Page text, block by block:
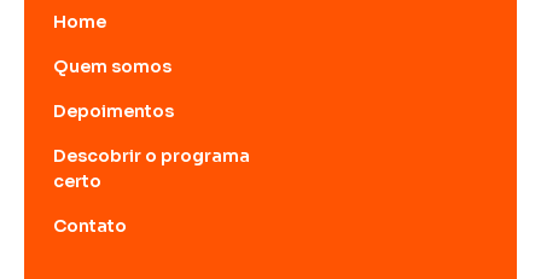
Home
Quem somos
Depoimentos
Descobrir o programa
certo
Contato